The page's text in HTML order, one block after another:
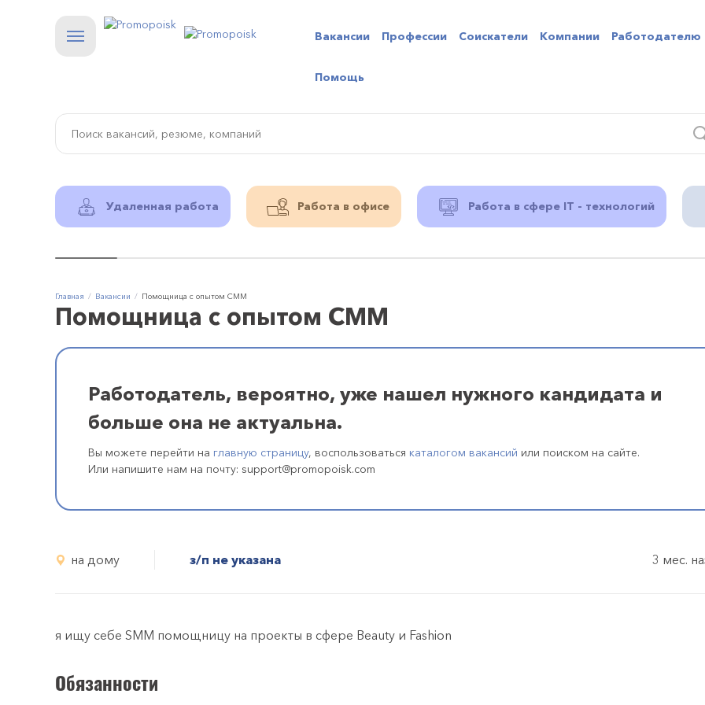
Вакансии Профессии Соискатели Компании Работодателю
Помощь
Удаленная работа Работа в офисе Работа в сфере IT - технологий
Главная Вакансии Помощница с опытом СММ
Помощница с опытом СММ
Работодатель, вероятно, уже нашел нужного кандидата и
больше она не актуальна.
Вы можете перейти на главную страницу, воспользоваться каталогом вакансий или поиском на сайте.
Или напишите нам на почту: support@promopoisk.com
на дому з/п не указана 3 мес.
я ищу себе SMM помощницу на проекты в сфере Beauty и Fashion
Обязанности